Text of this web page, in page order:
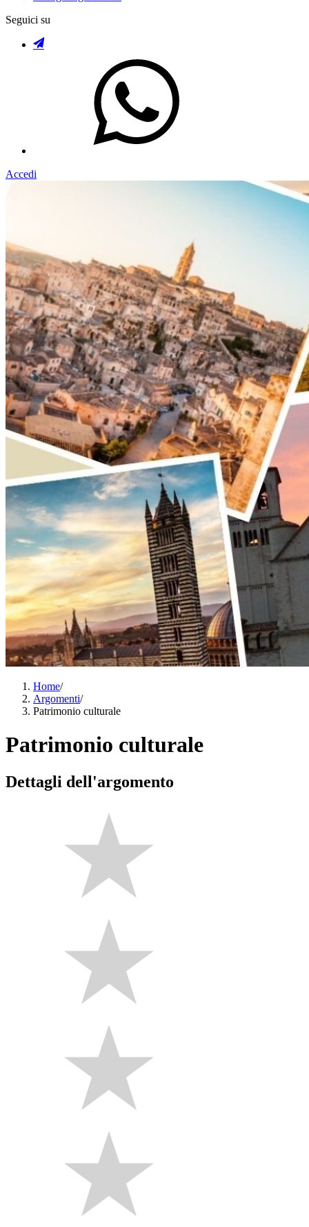
Seguici su
Accedi
Home/
Argomenti/
Patrimonio culturale
Patrimonio culturale
Dettagli dell'argomento